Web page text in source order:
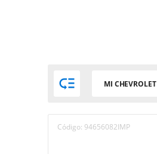
 MI CHEVROLET
Código: 94656082IMP